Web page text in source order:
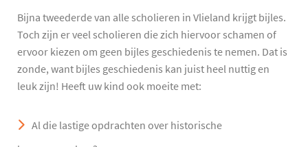
Bijna tweederde van alle scholieren in Vlieland krijgt bijles.
Toch zijn er veel scholieren die zich hiervoor schamen of
ervoor kiezen om geen bijles geschiedenis te nemen. Dat is
zonde, want bijles geschiedenis kan juist heel nuttig en
leuk zijn! Heeft uw kind ook moeite met:
Al die lastige opdrachten over historische